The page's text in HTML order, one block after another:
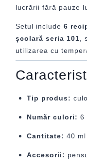
lucrării fără pauze
Setul include 6
școlară seria 101 ,
utilizarea cu
Tip produs:
Număr culori: 6
Cantitate: 40
Accesorii: